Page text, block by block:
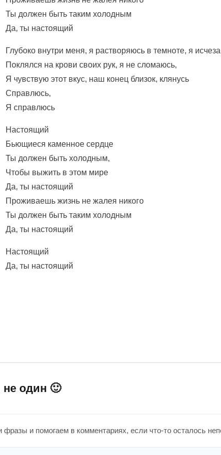
Ты должен быть таким холодным
Да, ты настоящий
Глубоко внутри меня, я растворяюсь в темноте, я
Поклялся на крови своих рук, я не сломаюсь,
Я чувствую этот вкус, наш конец близок, клянусь
Справлюсь,
Я справлюсь
Настоящий
Бьющиеся каменное сердце
Ты должен быть холодным,
Чтобы выжить в этом мире
Да, ты настоящий
Проживаешь жизнь не жалея никого
Ты должен быть таким холодным
Да, ты настоящий
Настоящий
Да, ты настоящий
не один 🙂
и помогаем в комментариях, если что-то осталось